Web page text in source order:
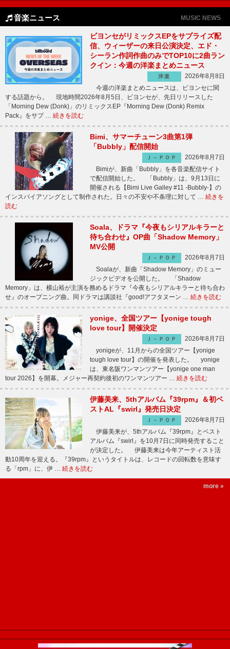
音楽ニュース MUSIC NEWS
ビヨンセがリミックスEPをサプライズ配
信、ウィーザーの来日公演決定、エド・
シーラン作詞作曲のみでTOP10に2曲ラン
クイン：今週の洋楽まとめニュース
洋楽
2026年8月8日
今週の洋楽まとめニュースは、ビヨンセに関
する話題から。 現地時間2026年8月5日、ビヨンセが、先日リリースした
「Morning Dew (Donk)」のリミックスEP『Morning Dew (Donk) Remix
Pack』をサプ … 続きを読む
Bimi、サマーチューン3曲第1弾
「Bubbly」配信開始
Ｊ－ＰＯＰ
2026年8月7日
Bimiが、新曲「Bubbly」を各音楽配信サイト
で配信開始した。 「Bubbly」は、9月13日に
開催される【Bimi Live Galley #11 -Bubbly-】の
インスパイアソングとして制作された。日々の不安や不条理に対して … 続きを
読む
Soala、ドラマ『今夜もシリアルキラーと
待ち合わせ』OP曲「Shadow Memory」
MV公開
Ｊ－ＰＯＰ
2026年8月7日
Soalaが、新曲「Shadow Memory」のミュー
ジックビデオを公開した。 「Shadow
Memory」は、横山裕が主演を務めるドラマ『今夜もシリアルキラーと待ち合わ
せ』のオープニング曲。同ドラマは講談社『good!アフタヌーン … 続きを読む
yonige、全国ツアー【yonige tough
love tour】開催決定
Ｊ－ＰＯＰ
2026年8月7日
yonigeが、11月からの全国ツアー【yonige
tough love tour】の開催を発表した。 yonige
は、東名阪ワンマンツアー【yonige one man
tour 2026】を開幕。メジャー再契約後初のワンマンツアー … 続きを読む
伊藤美来、5thアルバム『39rpm』＆初ベ
ストAL『swirl』発売日決定
Ｊ－ＰＯＰ
2026年8月7日
伊藤美来が、5thアルバム『39rpm』とベスト
アルバム『swirl』を10月7日に同時発売すること
が決定した。 伊藤美来は今年アーティスト活
動10周年を迎える。『39rpm』というタイトルは、レコードの回転数を意味す
る「rpm」に、伊 … 続きを読む
more »